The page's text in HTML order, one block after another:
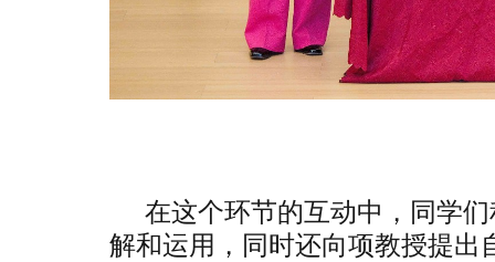
在这个环节的互动中，同学
解和运用，同时还向项教授提出